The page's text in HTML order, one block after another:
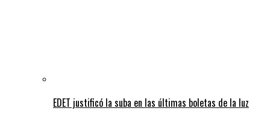
EDET justificó la suba en las últimas boletas de la luz